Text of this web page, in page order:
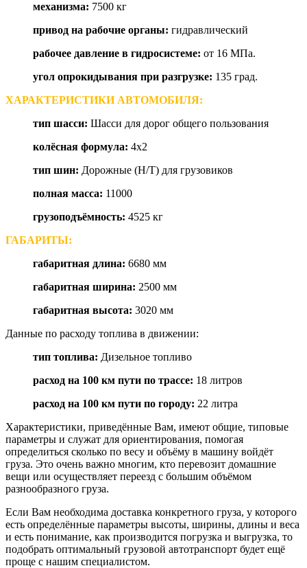
механизма: 7500 кг
привод на рабочие органы: гидравлический
рабочее давление в гидросистеме: от 16 МПа.
угол опрокидывания при разгрузке: 135 град.
ХАРАКТЕРИСТИКИ АВТОМОБИЛЯ:
тип шасси: Шасси для дорог общего пользования
колёсная формула: 4x2
тип шин: Дорожные (H/T) для грузовиков
полная масса: 11000
грузоподъёмность: 4525 кг
ГАБАРИТЫ:
габаритная длина: 6680 мм
габаритная ширина: 2500 мм
габаритная высота: 3020 мм
Данные по расходу топлива в движении:
тип топлива: Дизельное топливо
расход на 100 км пути по трассе: 18 литров
расход на 100 км пути по городу: 22 литра
Характеристики, приведённые Вам, имеют общие, типовые
параметры и служат для ориентирования, помогая
определиться сколько по весу и объёму в машину войдёт
груза. Это очень важно многим, кто перевозит домашние
вещи или осуществляет переезд с большим объёмом
разнообразного груза.
Если Вам необходима доставка конкретного груза, у которого
есть определённые параметры высоты, ширины, длины и веса
и есть понимание, как производится погрузка и выгрузка, то
подобрать оптимальный грузовой автотранспорт будет ещё
проще с нашим специалистом.